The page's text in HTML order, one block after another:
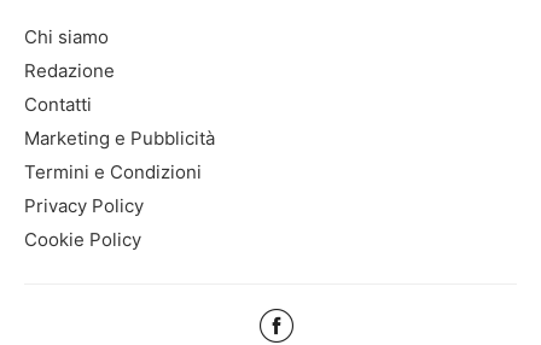
Chi siamo
Redazione
Contatti
Marketing e Pubblicità
Termini e Condizioni
Privacy Policy
Cookie Policy